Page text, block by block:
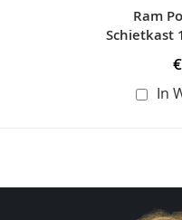
Ram
Schietkast
In